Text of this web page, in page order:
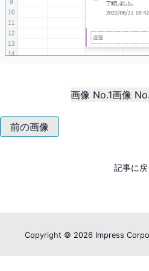
画像 No.1画像
前の画像
記事に戻
Copyright © 2026 Impress